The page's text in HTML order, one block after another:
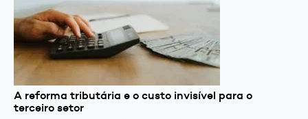
A reforma tributária e o custo invisível para o
terceiro setor